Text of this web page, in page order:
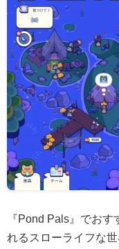
『Pond Pals』でお
れるスローライフな世